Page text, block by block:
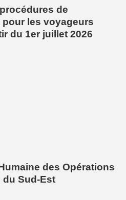
de
les voyageurs
du 1er juillet 2026
des Opérations
du Sud-Est